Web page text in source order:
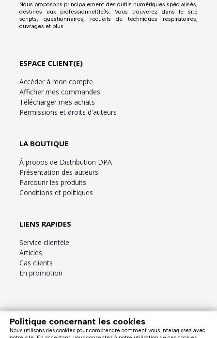
Nous proposons principalement des outils numériques spécialisés,
destinés aux professionnel(le)s. Vous trouverez dans le site
scripts, questionnaires, recueils de techniques respiratoires,
ouvrages et plus.
ESPACE CLIENT(E)
Accéder à mon compte
Afficher mes commandes
Télécharger mes achats
Permissions et droits d'auteurs
LA BOUTIQUE
À propos de Distribution DPA
Présentation des auteurs
Parcourir les produits
Conditions et politiques
LIENS RAPIDES
Service clientèle
Articles
Cas clients
En promotion
Besoin d’aide?Consultez laFAQ ou la section
Politique concernant les cookies
Nous utilisons des cookies pour comprendre comment vous interagissez avec